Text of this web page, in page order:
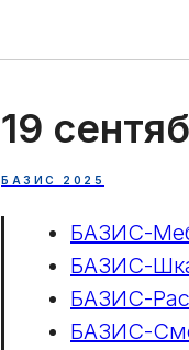
19
БАЗИС 2025
БАЗИС-
БАЗИС-
БАЗИС-
БАЗИС-